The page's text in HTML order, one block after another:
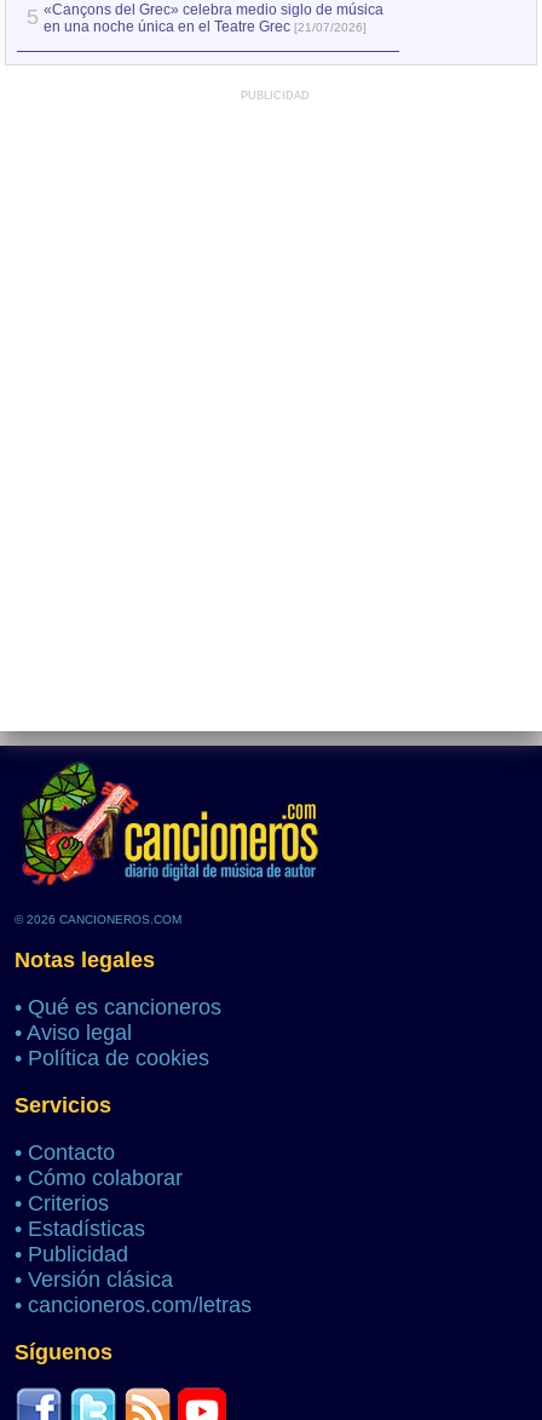
5 «Cançons del Grec» celebra medio siglo de música
en una noche única en el Teatre Grec [21/07/2026]
PUBLICIDAD
© 2026 CANCIONEROS.COM
Notas legales
• Qué es cancioneros
• Aviso legal
• Política de cookies
Servicios
• Contacto
• Cómo colaborar
• Criterios
• Estadísticas
• Publicidad
• Versión clásica
• cancioneros.com/letras
Síguenos